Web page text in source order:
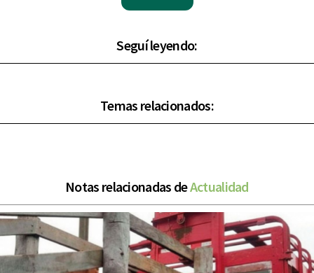
Seguí leyendo:
Temas relacionados:
Notas relacionadas deActualidad